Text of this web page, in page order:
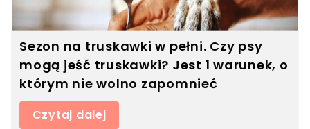
Sezon na truskawki w pełni. Czy psy
mogą jeść truskawki? Jest 1 warunek, o
którym nie wolno zapomnieć
Czytaj dalej